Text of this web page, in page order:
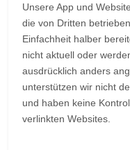
Unsere App und
die von Dritten
Einfachheit halber
nicht aktuell oder
ausdrücklich anders
unterstützen wir nicht
und haben keine
verlinkten Websites.